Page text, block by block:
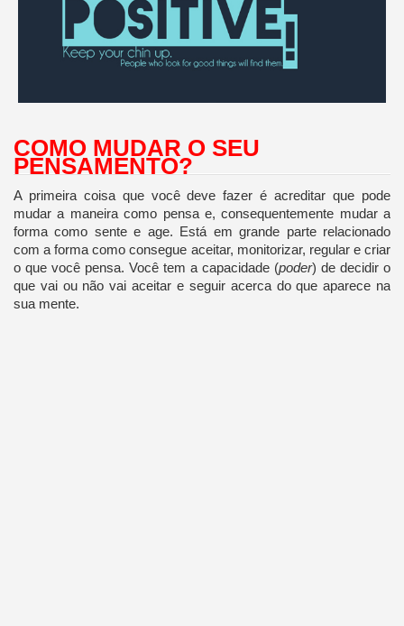
COMO MUDAR O SEU
PENSAMENTO?
A primeira coisa que você deve fazer é acreditar que pode
mudar a maneira como pensa e, consequentemente mudar a
forma como sente e age. Está em grande parte relacionado
com a forma como consegue aceitar, monitorizar, regular e criar
o que você pensa. Você tem a capacidade (poder) de decidir o
que vai ou não vai aceitar e seguir acerca do que aparece na
sua mente.